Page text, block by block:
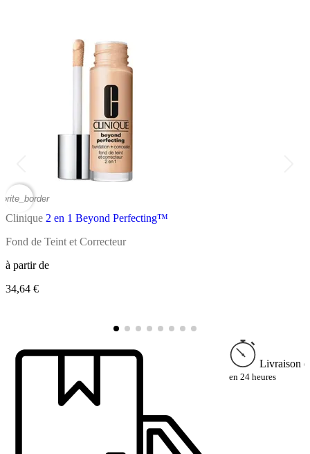
Clinique 2 en 1 Beyond Perfecting™
Fond de Teint et Correcteur
à partir de
34,64 €
Livraison
en 24 heures